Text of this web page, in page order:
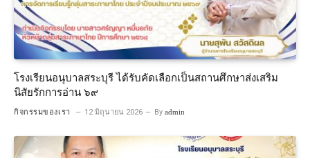
โรงเรียนอนุบาลสระบุรี ได้รับคัดเลือกเป็นสถานศึกษาส่งเสริม
นิสัยรักการอ่าน ๖๙
กิจกรรมของเรา 12 มิถุนายน 2026 By admin